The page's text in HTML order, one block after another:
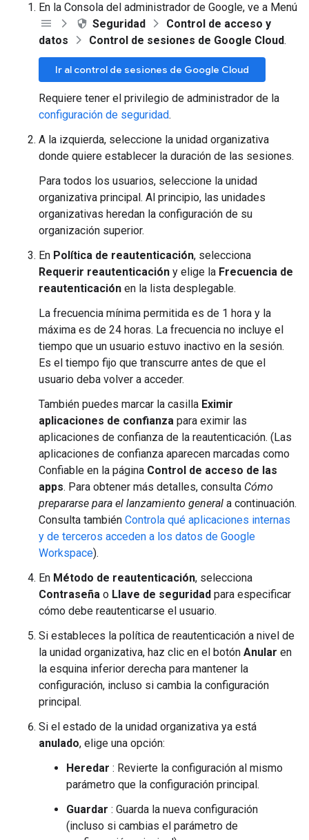
En la Consola del administrador de Google, ve a Menú
Seguridad
Control de acceso y
datos
Control de sesiones de Google Cloud.
Ir al control de sesiones de Google Cloud
Requiere tener el privilegio de administrador de la
configuración de seguridad.
A la izquierda, seleccione la unidad organizativa
donde quiere establecer la duración de las sesiones.
Para todos los usuarios, seleccione la unidad
organizativa principal. Al principio, las unidades
organizativas heredan la configuración de su
organización superior.
En Política de reautenticación, selecciona
Requerir reautenticación y elige la Frecuencia de
reautenticación en la lista desplegable.
La frecuencia mínima permitida es de 1 hora y la
máxima es de 24 horas. La frecuencia no incluye el
tiempo que un usuario estuvo inactivo en la sesión.
Es el tiempo fijo que transcurre antes de que el
usuario deba volver a acceder.
También puedes marcar la casilla Eximir
aplicaciones de confianza para eximir las
aplicaciones de confianza de la reautenticación. (Las
aplicaciones de confianza aparecen marcadas como
Confiable en la página Control de acceso de las
apps. Para obtener más detalles, consulta Cómo
prepararse para el lanzamiento general a continuación.
Consulta también Controla qué aplicaciones internas
y de terceros acceden a los datos de Google
Workspace).
En Método de reautenticación, selecciona
Contraseña o Llave de seguridad para especificar
cómo debe reautenticarse el usuario.
Si estableces la política de reautenticación a nivel de
la unidad organizativa, haz clic en el botón Anular en
la esquina inferior derecha para mantener la
configuración, incluso si cambia la configuración
principal.
Si el estado de la unidad organizativa ya está
anulado, elige una opción:
Heredar : Revierte la configuración al mismo
parámetro que la configuración principal.
Guardar : Guarda la nueva configuración
(incluso si cambias el parámetro de